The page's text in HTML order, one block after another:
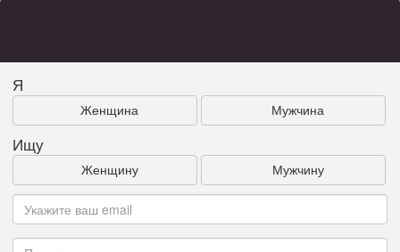
Я
Женщина Мужчина
Ищу
Женщину Мужчину